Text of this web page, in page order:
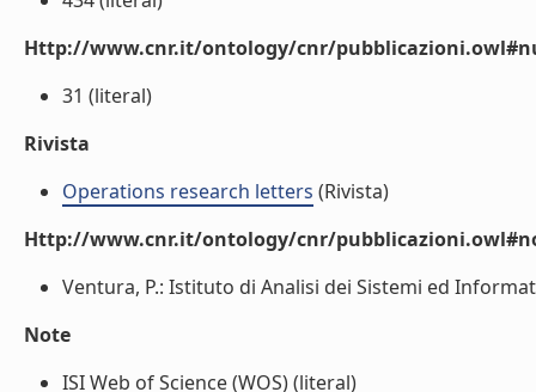
Http://www.cnr.it/ontology/cnr/
31 (literal)
Rivista
Operations research letters (Rivista)
Http://www.cnr.it/ontology/cnr/
Ventura, P.: Istituto di Analisi dei Sistemi ed
Note
ISI Web of Science (WOS) (literal)